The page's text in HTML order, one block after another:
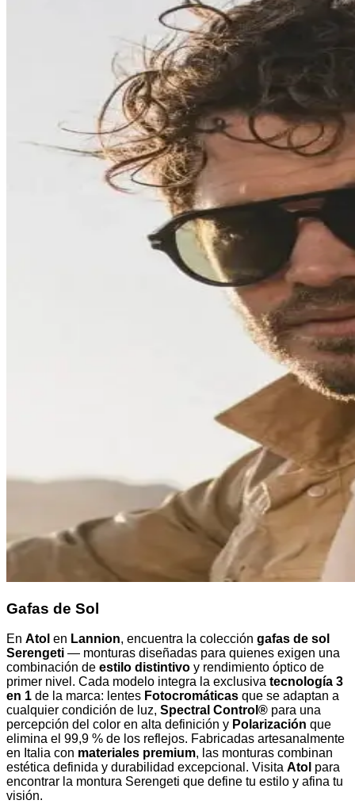
Gafas de Sol
En Atol en Lannion, encuentra la colección gafas de sol
Serengeti — monturas diseñadas para quienes exigen una
combinación de estilo distintivo y rendimiento óptico de
primer nivel. Cada modelo integra la exclusiva tecnología 3
en 1 de la marca: lentes Fotocromáticas que se adaptan a
cualquier condición de luz, Spectral Control® para una
percepción del color en alta definición y Polarización que
elimina el 99,9 % de los reflejos. Fabricadas artesanalmente
en Italia con materiales premium, las monturas combinan
estética definida y durabilidad excepcional. Visita Atol para
encontrar la montura Serengeti que define tu estilo y afina tu
visión.